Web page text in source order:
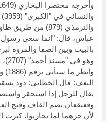
والترمذي (879) من
عباس، قال: "إنما سعى رسول
بالبيت وبين الصفا والمروة
وهو في "مسند أحمد" (2707)، و"صحيح ابن حبان" (3811).
وانظر ما سيأتي برقم (1886) و (1889) و (1890).
النغف: قال الخطابي: دود
يقال للرجل إذا استحقر
وقعيقعان بضم القاف وفتح
لأن جرهما لما تحاربوا، كثرت